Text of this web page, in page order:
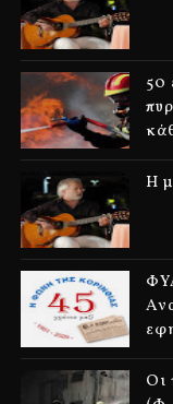
50
Η
Οι